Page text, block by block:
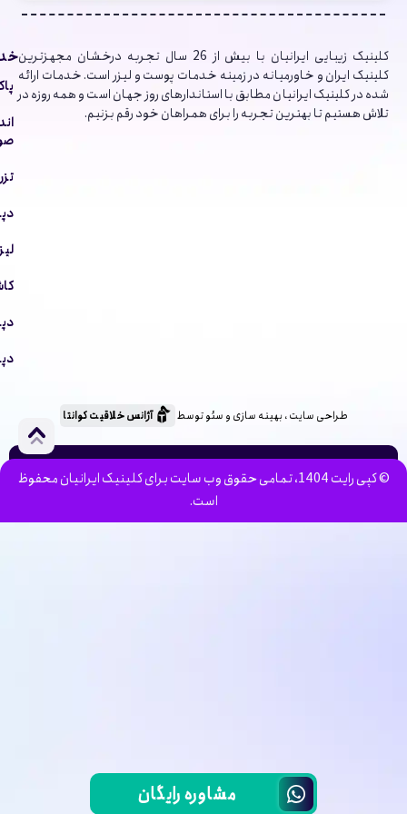
کلینیک‌ زیبایی ایرانیان با بیش از 26 سال تجربه درخشان مجهزترین
کلینیک ایران و خاورمیانه در زمینه خدمات پوست و لیزر است. خدمات ارائه
شده در کلینیک ایرانیان مطابق با استاندارهای روز جهان است و همه روزه در
تلاش هستیم تا بهترین تجربه را برای همراهان خود رقم بزنیم.
طراحی سایت ، بهینه سازی و سئو توسط آژانس خلاقیت کوانتا
© کپی رایت 1404، تمامی حقوق وب سایت برای کلینیک ایرانیان محفوظ
است.
مشاوره رایگان